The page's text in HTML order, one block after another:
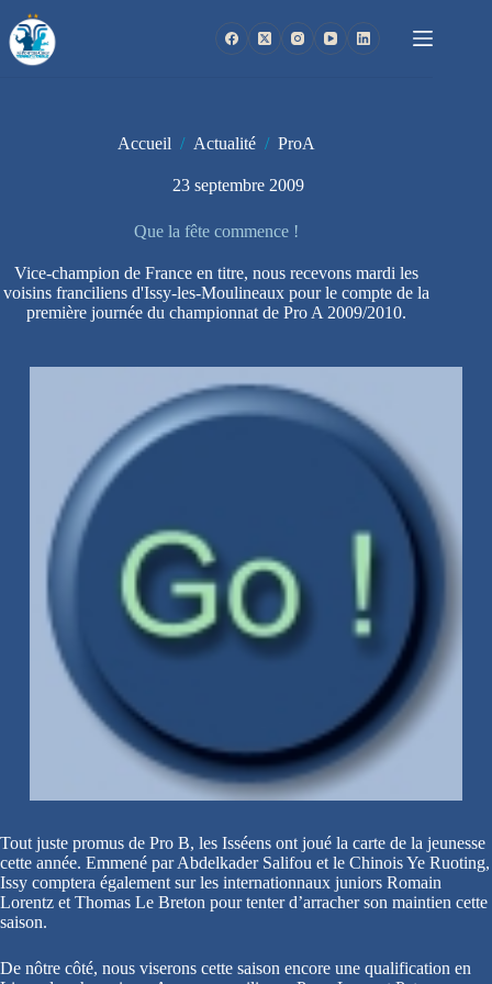
au
contenu
Accueil / Actualité / ProA
23 septembre 2009
Que la fête commence !
Vice-champion de France en titre, nous recevons mardi les
voisins franciliens d'Issy-les-Moulineaux pour le compte de la
première journée du championnat de Pro A 2009/2010.
Tout juste promus de Pro B, les Isséens ont joué la carte de la jeunesse
cette année. Emmené par Abdelkader Salifou et le Chinois Ye Ruoting,
Issy comptera également sur les internationnaux juniors Romain
Lorentz et Thomas Le Breton pour tenter d’arracher son maintien cette
saison.
De nôtre côté, nous viserons cette saison encore une qualification en